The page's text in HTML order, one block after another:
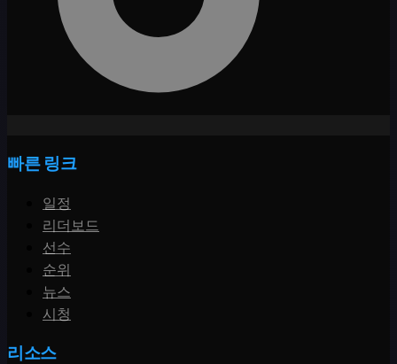
빠른 링크
일정
리더보드
선수
순위
뉴스
시청
리소스